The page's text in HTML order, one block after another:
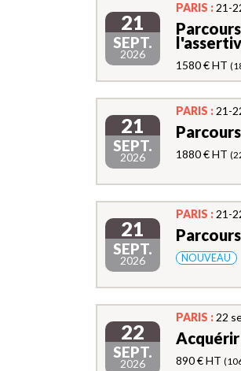
21
SEPT.
2026
PARIS : 21-
1580 € HT
21
SEPT.
2026
PARIS : 21-
1880 € HT
21
SEPT.
2026
PARIS : 21-
NOUVEAU
22
SEPT.
2026
PARIS : 22
890 € HT